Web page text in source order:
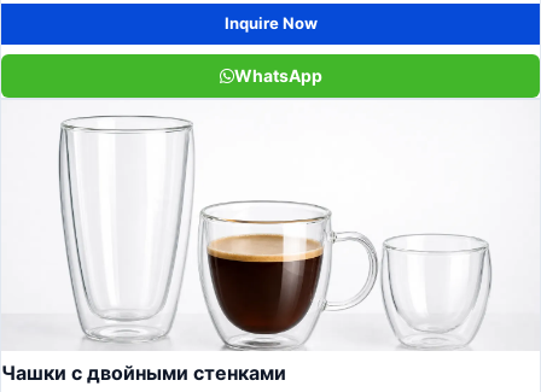
Inquire Now
WhatsApp
Чашки с двойными стенками